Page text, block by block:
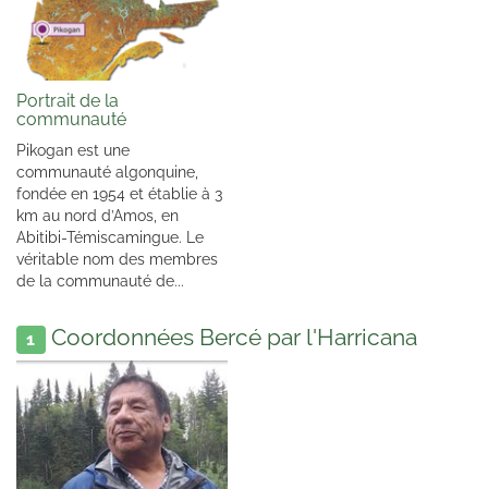
Portrait de la
communauté
Pikogan est une
communauté algonquine,
fondée en 1954 et établie à 3
km au nord d’Amos, en
Abitibi-Témiscamingue. Le
véritable nom des membres
de la communauté de...
1 Coordonnées Bercé par l'Harricana